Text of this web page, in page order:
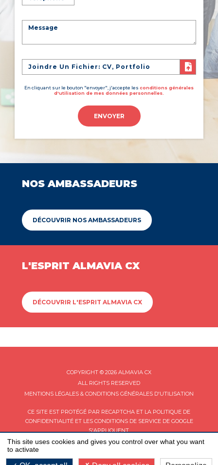
Joindre Un Fichier: CV, Portfolio
En cliquant sur le bouton "envoyer", j'accepte les conditions générales
d'utilisation de mes données personnelles.
ENVOYER
NOS AMBASSADEURS
DÉCOUVRIR NOS AMBASSADEURS
L'ESPRIT ALMAVIA CX
DÉCOUVRIR L'ESPRIT ALMAVIA CX
COPYRIGHT © 2026 ALMAVIA CX
ALL RIGHTS RESERVED
MENTIONS LÉGALES & CONDITIONS GÉNÉRALES D'UTILISATION
CE SITE EST PROTÉGÉ PAR RECAPTCHA ET LA POLITIQUE DE
CONFIDENTIALITÉET LES CONDITIONS DE SERVICEDE GOOGLE
S'APPLIQUENT.
This site uses cookies and gives you control over what you want
to activate